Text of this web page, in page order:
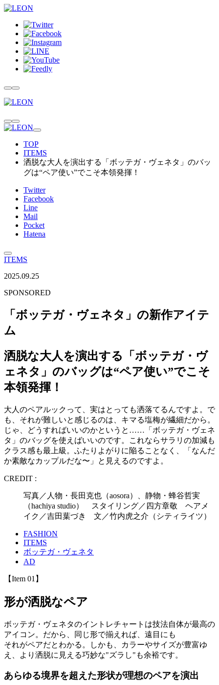
TOP
ITEMS
洒脱な大人を演出する「ボッテガ・ヴェネタ」のバッ
グは“ペア使い”でこそ本領発揮！
Twitter
Facebook
Line
Mail
Pocket
Hatena
ITEMS
2025.09.25
SPONSORED
「ボッテガ・ヴェネタ」の新作アイテ
ム
洒脱な大人を演出する「ボッテガ・ヴ
ェネタ」のバッグは“ペア使い”でこそ
本領発揮！
大人のペアルックって、実はとっても洒落てるんですよ。で
も、それが難しいと感じるのは、キマる塩梅が繊細だから。
じゃ、どうすればいいのかというと……「ボッテガ・ヴェネ
タ」のバッグを使えばいいのです。これならサラリの加減も
クラス感も最上級。ふたりよがりに陥ることなく、「なんだ
か素敵なカップルだな〜」と見えるのですよ。
CREDIT :
写真／人物・長田克也（aosora）、静物・蜂谷哲実
（hachiya studio） スタイリング／四方章敬 ヘアメ
イク／吉田葉づき 文／竹内虎之介（シティライツ）
FASHION
ITEMS
ボッテガ・ヴェネタ
AD
【Item 01】
形が洒脱なペア
ボッテガ・ヴェネタのイントレチャートは技法自体が最高の
アイコン。だから、同じ形で揃えれば、遠目にも
それがペアだとわかる。しかも、カラーやサイズが豊富ゆ
え、より洒脱に見える巧妙な"ズラし"も余裕です。
あらゆる境界を超えた形状が理想のペアを演出